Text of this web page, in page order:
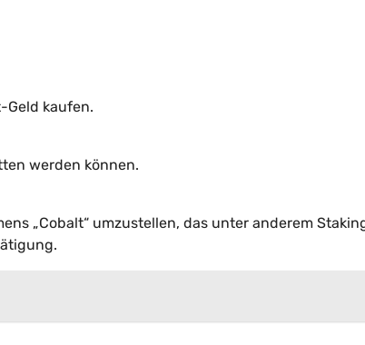
Geld kaufen.
werden können.
„Cobalt“ umzustellen, das unter anderem